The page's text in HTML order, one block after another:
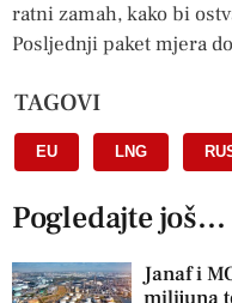
ratni zamah, kako bi
Posljednji paket mjera
TAGOVI
EU LNG
Pogledajte još...
Janaf i